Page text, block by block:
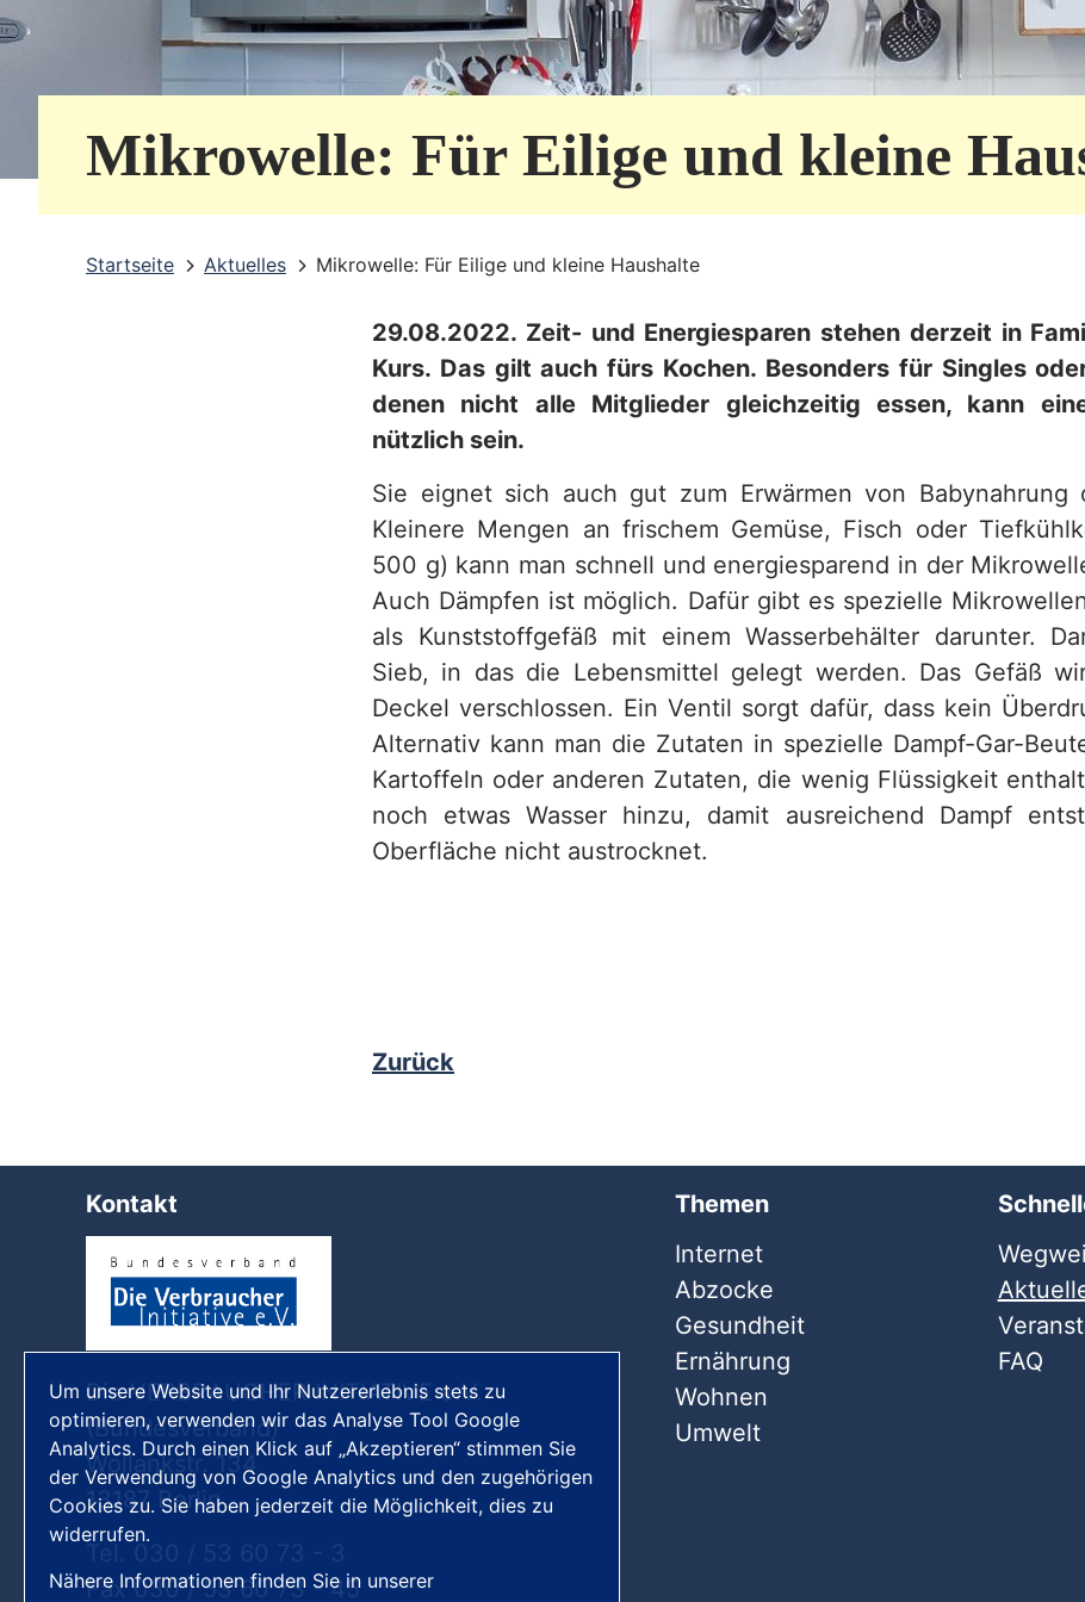
Mikrowelle: Für Eilige und kleine
Startseite Aktuelles Mikrowelle: Für Eilige und kleine Haushalte
29.08.2022. Zeit- und Energiesparen stehen derzeit in
Kurs. Das gilt auch fürs Kochen. Besonders für Singles
denen nicht alle Mitglieder gleichzeitig essen, kann
nützlich sein.
Sie eignet sich auch gut zum Erwärmen von Babynahrung
Kleinere Mengen an frischem Gemüse, Fisch oder
500 g) kann man schnell und energiesparend in der
Auch Dämpfen ist möglich. Dafür gibt es spezielle
als Kunststoffgefäß mit einem Wasserbehälter darunter.
Sieb, in das die Lebensmittel gelegt werden. Das Gefäß
Deckel verschlossen. Ein Ventil sorgt dafür, dass kein
Alternativ kann man die Zutaten in spezielle Dampf-Gar-
Kartoffeln oder anderen Zutaten, die wenig Flüssigkeit
noch etwas Wasser hinzu, damit ausreichend Dampf
Oberfläche nicht austrocknet.
Zurück
e
i
Kontakt
Die VERBRAUCHER INITIATIVE e.V.
(Bundesverband)
Wollankstr. 134
13187 Berlin
Fax 030 / 53 60 73 - 45
Themen
Internet
Abzocke
Gesundheit
Ernährung
Wohnen
Umwelt
FAQ
Um unsere Website und Ihr Nutzererlebnis stets zu
optimieren, verwenden wir das Analyse Tool Google
Analytics. Durch einen Klick auf „Akzeptieren“ stimmen Sie
der Verwendung von Google Analytics und den zugehörigen
Cookies zu. Sie haben jederzeit die Möglichkeit, dies zu
widerrufen.
Nähere Informationen finden Sie in unserer